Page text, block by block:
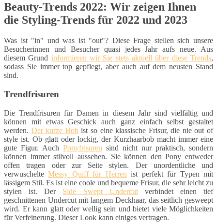
Beauty-Trends 2022: Wir zeigen Ihnen
die Styling-Trends für 2022 und 2023
Was ist "in" und was ist "out"? Diese Frage stellen sich unsere
Besucherinnen und Besucher quasi jedes Jahr aufs neue. Aus
diesem Grund informieren wir Sie stets aktuell über diese Trends,
sodass Sie immer top gepflegt, aber auch auf dem neusten Stand
sind.
Trendfrisuren
Die Trendfrisuren für Damen in diesem Jahr sind vielfältig und
können mit etwas Geschick auch ganz einfach selbst gestaltet
werden. Der kurze Bobist so eine klassische Frisur, die nie out of
style ist. Ob glatt oder lockig, der Kurzhaarbob macht immer eine
gute Figur. Auch Ponyfrisuren sind nicht nur praktisch, sondern
können immer stilvoll aussehen. Sie können den Pony entweder
offen tragen oder zur Seite stylen. Der unordentliche und
verwuschelteMessy Quiff für Herren ist perfekt für Typen mit
lässigem Stil. Es ist eine coole und bequeme Frisur, die sehr leicht zu
stylen ist. Der Side Swept Undercutverbindet einen tief
geschnittenen Undercut mit langem Deckhaar, das seitlich gesweept
wird. Er kann glatt oder wellig sein und bietet viele Möglichkeiten
für Verfeinerung. Dieser Look kann einiges vertragen.